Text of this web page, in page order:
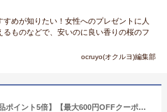
めが知りたい！女性へのプレゼントに人
ものなどで、安いのに良い香りの桜のフ
ocruyo(オクルヨ)編集部
【3/4 20時から3/5まで★全品ポイント5倍】【最大600円OFFクーポン】マザー&ドーター オーデコロン サクラ 30ml （香水）